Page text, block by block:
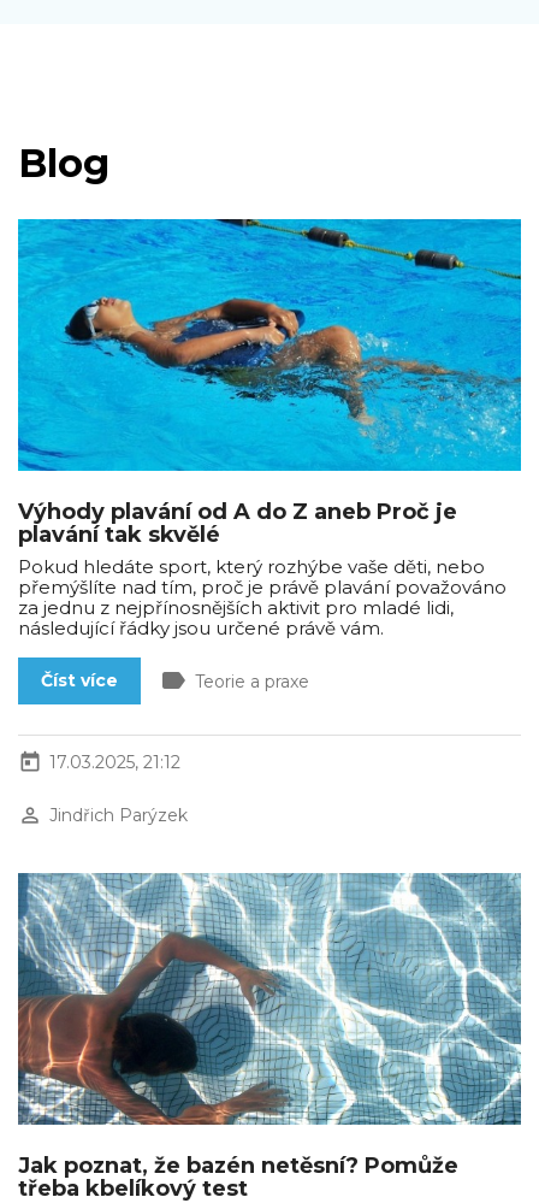
Blog
Výhody plavání od A do Z aneb Proč je
plavání tak skvělé
Pokud hledáte sport, který rozhýbe vaše děti, nebo
přemýšlíte nad tím, proč je právě plavání považováno
za jednu z nejpřínosnějších aktivit pro mladé lidi,
následující řádky jsou určené právě vám.
Číst více label Teorie a praxe
today 17.03.2025, 21:12
perm_identity Jindřich Parýzek
Jak poznat, že bazén netěsní? Pomůže
třeba kbelíkový test